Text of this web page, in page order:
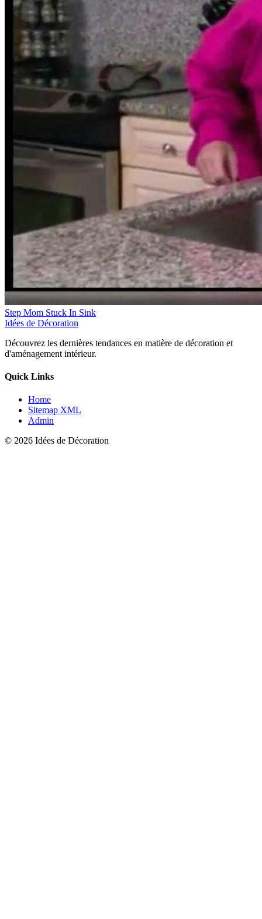
Step Mom Stuck In Sink
Idées de Décoration
Découvrez les dernières tendances en matière de décoration et
d'aménagement intérieur.
Quick Links
Home
Sitemap XML
Admin
© 2026 Idées de Décoration